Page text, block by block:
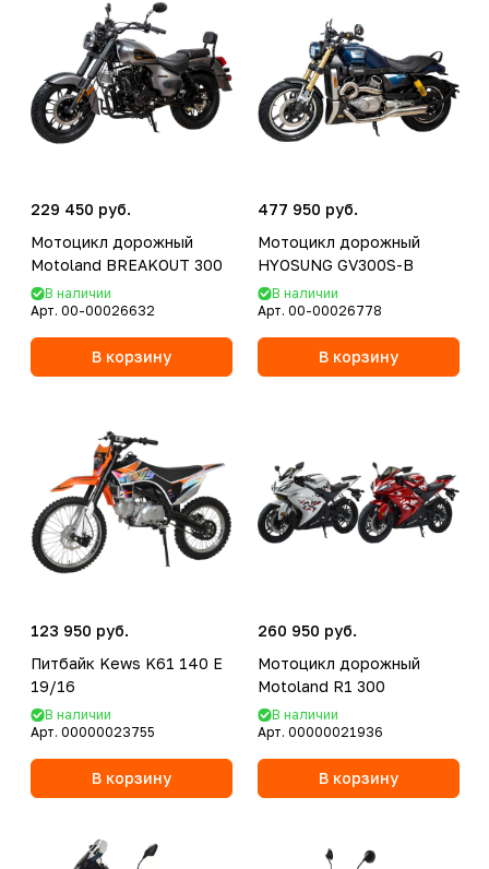
229 450 руб.
Мотоцикл дорожный
Motoland BREAKOUT 300
В наличии
Арт. 00-00026632
В корзину
477 950 руб.
Мотоцикл дорожный
HYOSUNG GV300S-B
В наличии
Арт. 00-00026778
В корзину
123 950 руб.
Питбайк Kews K61 140 E
19/16
В наличии
Арт. 00000023755
В корзину
260 950 руб.
Мотоцикл дорожный
Motoland R1 300
В наличии
Арт. 00000021936
В корзину